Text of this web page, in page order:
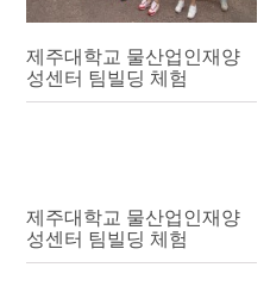
제주대학교 물산업인재양
성센터 팀빌딩 체험
제주대학교 물산업인재양
성센터 팀빌딩 체험